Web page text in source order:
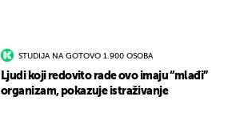
STUDIJA NA GOTOVO 1.900 OSOBA
Ljudi koji redovito rade ovo imaju “mlađi”
organizam, pokazuje istraživanje